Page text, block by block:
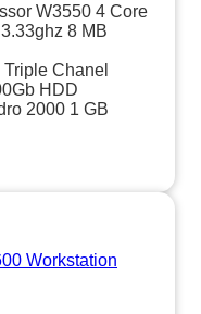
W3550 4 Core
8 MB
Chanel
HDD
2000 1 GB
Workstation